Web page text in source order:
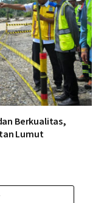
Berkualitas,
Lumut